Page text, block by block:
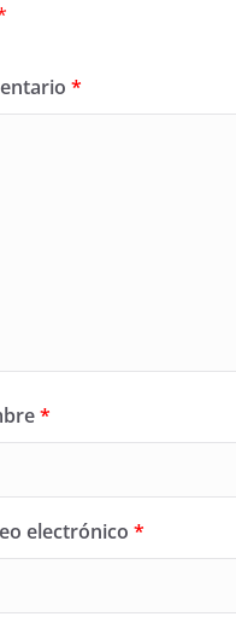
*
*
electrónico*